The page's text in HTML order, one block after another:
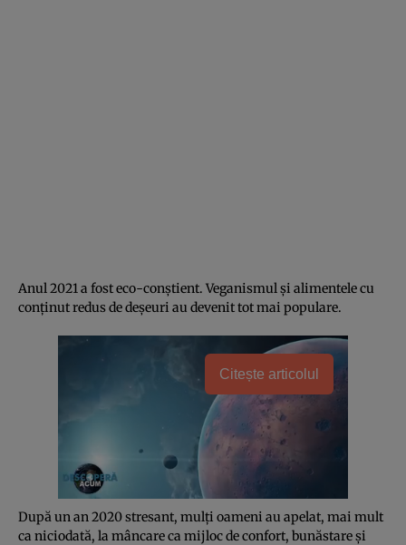
Anul 2021 a fost eco-conştient. Veganismul şi alimentele cu
conţinut redus de deşeuri au devenit tot mai populare.
Citește articolul
După un an 2020 stresant, mulţi oameni au apelat, mai mult
ca niciodată, la mâncare ca mijloc de confort, bunăstare şi